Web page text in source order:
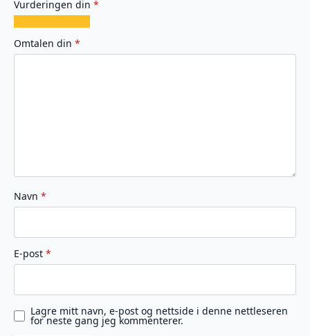
Vurderingen din *
av
5
av
5
av
5
av
5
av
5
Omtalen din *
Navn *
E-post *
Lagre mitt navn, e-post og nettside i denne nettleseren
for neste gang jeg kommenterer.